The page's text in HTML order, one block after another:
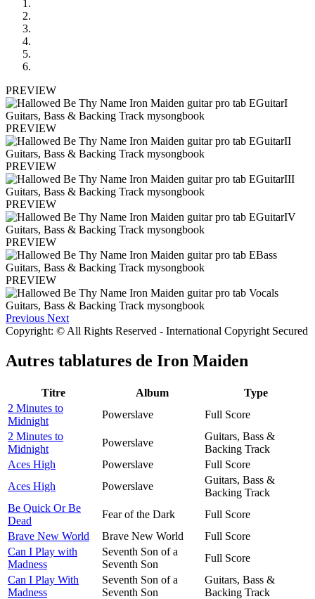
PREVIEW
PREVIEW
PREVIEW
PREVIEW
PREVIEW
PREVIEW
Previous Next
Copyright: © All Rights Reserved - International Copyright Secured
Autres tablatures de Iron Maiden
Titre Album
Type
2 Minutes to
Midnight
Powerslave
Full Score
2 Minutes to
Midnight
Powerslave
Guitars, Bass &
Backing Track
Aces High
Powerslave
Full Score
Aces High
Powerslave
Guitars, Bass &
Backing Track
Be Quick Or Be
Dead
Fear of the Dark
Full Score
Brave New World
Brave New World
Full Score
Can I Play with
Madness
Seventh Son of a
Seventh Son
Full Score
Can I Play With
Madness
Seventh Son of a
Seventh Son
Guitars, Bass &
Backing Track